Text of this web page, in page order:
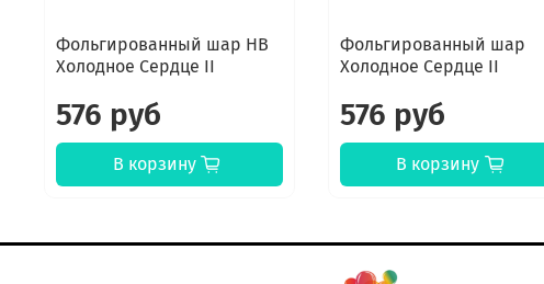
Фольгированный шар HB
Холодное Сердце II
576 руб
В корзину
Фольгированный шар
Холодное Cердце II
576 руб
В корзину